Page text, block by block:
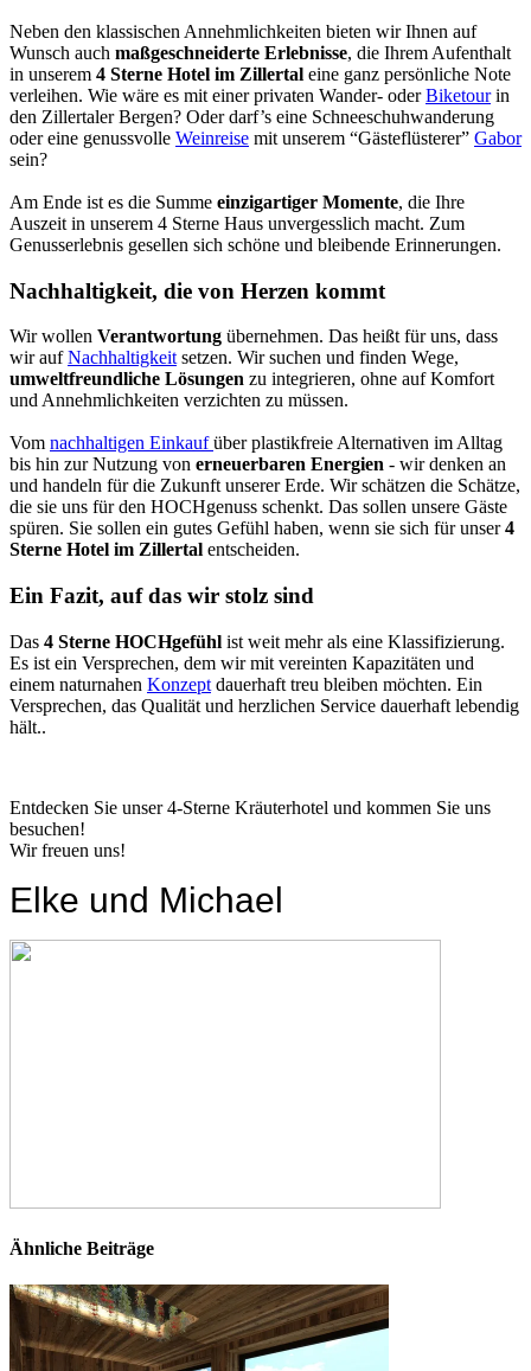
Neben den klassischen Annehmlichkeiten bieten wir Ihnen auf
Wunsch auch maßgeschneiderte Erlebnisse, die Ihrem Aufenthalt
in unserem 4 Sterne Hotel im Zillertal eine ganz persönliche Note
verleihen. Wie wäre es mit einer privaten Wander- oderBiketourin
den Zillertaler Bergen? Oder darf’s eine Schneeschuhwanderung
oder eine genussvolle Weinreise mit unserem “Gästeflüsterer” Gabor
sein?
Am Ende ist es die Summe einzigartiger Momente, die Ihre
Auszeit in unserem 4 Sterne Haus unvergesslich macht. Zum
Genusserlebnis gesellen sich schöne und bleibende Erinnerungen.
Nachhaltigkeit, die von Herzen kommt
Wir wollen Verantwortung übernehmen. Das heißt für uns, dass
wir aufNachhaltigkeit setzen. Wir suchen und finden Wege,
umweltfreundliche Lösungen zu integrieren, ohne auf Komfort
und Annehmlichkeiten verzichten zu müssen.
Vom nachhaltigen Einkaufüber plastikfreie Alternativen im Alltag
bis hin zur Nutzung von erneuerbaren Energien - wir denken an
und handeln für die Zukunft unserer Erde. Wir schätzen die Schätze,
die sie uns für den HOCHgenuss schenkt. Das sollen unsere Gäste
spüren. Sie sollen ein gutes Gefühl haben, wenn sie sich für unser4
Sterne Hotel im Zillertal entscheiden.
Ein Fazit, auf das wir stolz sind
Das 4 Sterne HOCHgefühl ist weit mehr als eine Klassifizierung.
Es ist ein Versprechen, dem wir mit vereinten Kapazitäten und
einem naturnahen Konzept dauerhaft treu bleiben möchten. Ein
Versprechen, das Qualität und herzlichen Service dauerhaft lebendig
hält..
Entdecken Sie unser 4-Sterne Kräuterhotel und kommen Sie uns
besuchen!
Wir freuen uns!
Elke und Michael
Ähnliche Beiträge